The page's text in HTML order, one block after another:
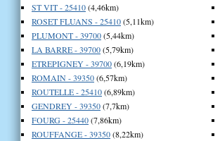
ST VIT - 25410(4,46km)
ROSET FLUANS - 25410(5,11km)
PLUMONT - 39700(5,44km)
LA BARRE - 39700(5,79km)
ETREPIGNEY - 39700(6,19km)
ROMAIN - 39350(6,57km)
ROUTELLE - 25410(6,89km)
GENDREY - 39350(7,7km)
FOURG - 25440(7,86km)
ROUFFANGE - 39350(8,22km)